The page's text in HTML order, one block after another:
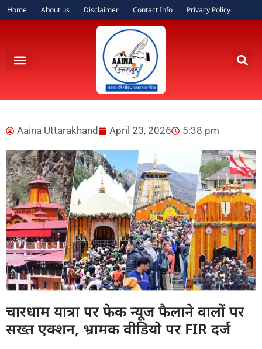
Home About us Disclaimer Contact Info Privacy Policy
Aaina Uttarakhand April 23, 2026 5:38 pm
चारधाम यात्रा पर फेक न्यूज फैलाने वालों पर
सख्त एक्शन, भ्रामक वीडियो पर FIR दर्ज